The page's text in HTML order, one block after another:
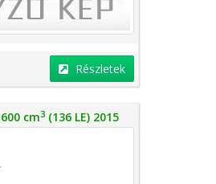
Részletek
cm3(136 LE) 2015